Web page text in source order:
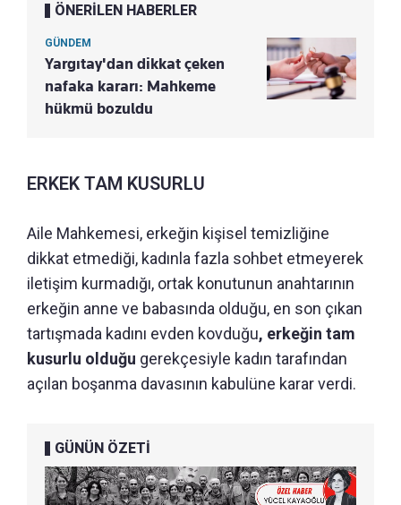
ÖNERİLEN HABERLER
GÜNDEM
Yargıtay'dan dikkat çeken
nafaka kararı: Mahkeme
hükmü bozuldu
ERKEK TAM KUSURLU
Aile Mahkemesi, erkeğin kişisel temizliğine
dikkat etmediği, kadınla fazla sohbet etmeyerek
iletişim kurmadığı, ortak konutunun anahtarının
erkeğin anne ve babasında olduğu, en son çıkan
tartışmada kadını evden kovduğu, erkeğin tam
kusurlu olduğu gerekçesiyle kadın tarafından
açılan boşanma davasının kabulüne karar verdi.
GÜNÜN ÖZETİ